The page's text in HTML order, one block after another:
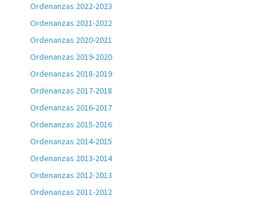
Ordenanzas 2022-2023
Ordenanzas 2021-2022
Ordenanzas 2020-2021
Ordenanzas 2019-2020
Ordenanzas 2018-2019
Ordenanzas 2017-2018
Ordenanzas 2016-2017
Ordenanzas 2015-2016
Ordenanzas 2014-2015
Ordenanzas 2013-2014
Ordenanzas 2012-2013
Ordenanzas 2011-2012